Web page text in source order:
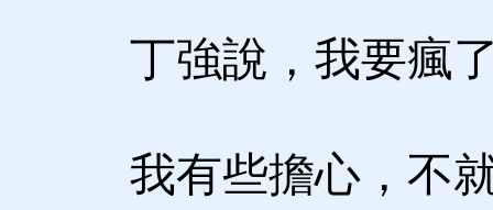
丁強說，我要瘋
我有些擔心，不